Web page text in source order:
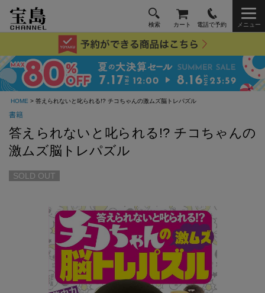
検索 カート 電話で予約 メニュー
HOME > 答えられないと叱られる!? チコちゃんの激ムズ脳トレパズル
書籍
答えられないと叱られる!? チコちゃんの
激ムズ脳トレパズル
SOLD OUT